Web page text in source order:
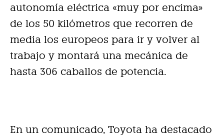
autonomía eléctrica «muy por encima»
de los 50 kilómetros que recorren de
media los europeos para ir y volver al
trabajo y montará una mecánica de
hasta 306 caballos de potencia.
En un comunicado, Toyota ha destacado